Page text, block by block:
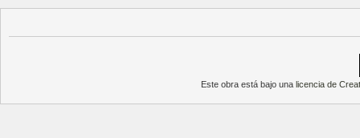
Este obra está bajo una licencia de